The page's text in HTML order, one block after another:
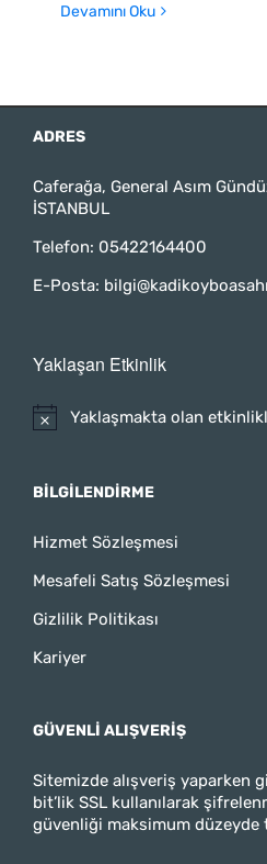
Devamını Oku
ADRES
Caferağa, General Asım
İSTANBUL
Telefon: 05422164400
E-Posta:
Yaklaşan Etkinlik
Yaklaşmakta olan
BILGILENDIRME
Hizmet Sözleşmesi
Mesafeli Satış Sözleşmesi
Gizlilik Politikası
Kariyer
GÜVENLI ALIŞVERIŞ
Sitemizde alışveriş yaparken
bit’lik SSL kullanılarak
güvenliği maksimum düzeyde